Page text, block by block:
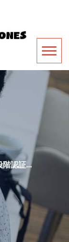
階認証...